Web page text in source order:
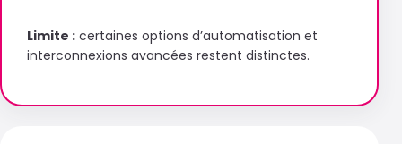
Limite : certaines options d’automatisation et
interconnexions avancées restent distinctes.